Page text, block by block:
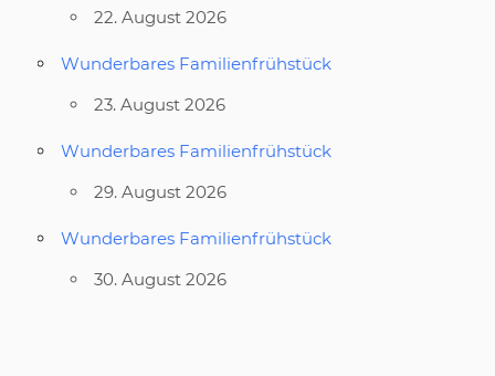
22. August 2026
Wunderbares Familienfrühstück
23. August 2026
Wunderbares Familienfrühstück
29. August 2026
Wunderbares Familienfrühstück
30. August 2026